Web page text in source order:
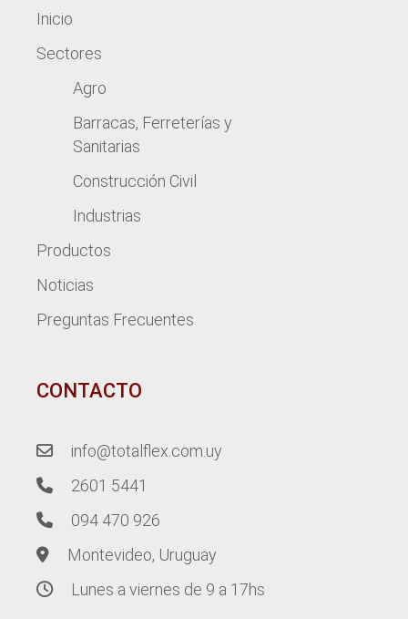
Inicio
Sectores
Agro
Barracas, Ferreterías y
Sanitarias
Construcción Civil
Industrias
Productos
Noticias
Preguntas Frecuentes
CONTACTO
info@totalflex.com.uy
2601 5441
094 470 926
Montevideo, Uruguay
Lunes a viernes de 9 a 17hs